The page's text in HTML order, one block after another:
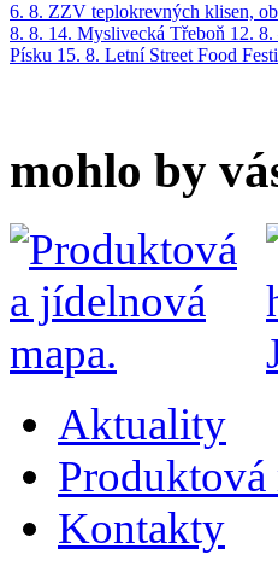
6. 8. ZZV teplokrevných klisen,
8. 8. 14. Myslivecká Třeboň 12. 8.
Písku 15. 8. Letní Street Food
mohlo by
Aktuality
Produktová
Kontakty